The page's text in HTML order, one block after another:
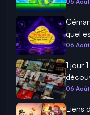
06
quel
06
1 jour
06
Liens